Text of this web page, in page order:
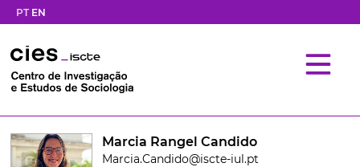
PT EN
Marcia Rangel Candido
Marcia.Candido@iscte-iul.pt